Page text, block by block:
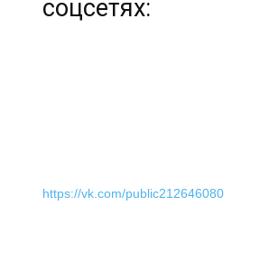
соцсетях:
https://vk.com/public212646080